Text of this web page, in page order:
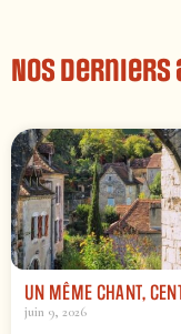
Nos
UN MÊME CHANT,
juin 9, 2026